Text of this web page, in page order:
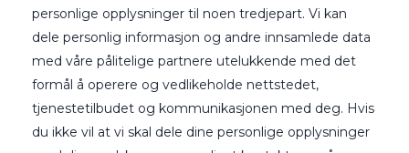
personlige opplysninger til noen tredjepart. Vi kan
dele personlig informasjon og andre innsamlede data
med våre pålitelige partnere utelukkende med det
formål å operere og vedlikeholde nettstedet,
tjenestetilbudet og kommunikasjonen med deg. Hvis
du ikke vil at vi skal dele dine personlige opplysninger